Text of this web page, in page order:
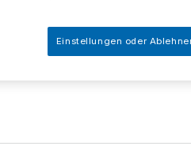
zählt der 10.
Nachmeldungen
Einstellungen oder